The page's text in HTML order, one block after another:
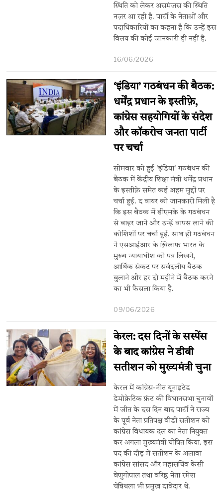
स्थिति को लेकर असमंजस की स्थिति
नज़र आ रही है. पार्टी के नेताओं और
पदाधिकारियों का कहना है कि उन्हें इस
विलय की कोई जानकारी ही नहीं है.
16/06/2026
‘इंडिया’ गठबंधन की बैठक:
धर्मेंद्र प्रधान के इस्तीफ़े,
कांग्रेस सहयोगियों के संदेश
और कॉकरोच जनता पार्टी
पर चर्चा
सोमवार को हुई 'इंडिया' गठबंधन की
बैठक में केंद्रीय शिक्षा मंत्री धर्मेंद्र प्रधान
के इस्तीफ़े समेत कई अहम मुद्दों पर
चर्चा हुई. द वायर को जानकारी मिली है
कि इस बैठक में डीएमके के गठबंधन
से बाहर जाने और उन्हें वापस लाने की
कोशिशों पर चर्चा हुई. साथ ही गठबंधन
ने एसआईआर के ख़िलाफ़ भारत के
मुख्य न्यायाधीश को पत्र लिखने,
आर्थिक संकट पर सर्वदलीय बैठक
बुलाने और हर दो महीने में बैठक करने
का भी फैसला किया है.
09/06/2026
केरल: दस दिनों के सस्पेंस
के बाद कांग्रेस ने डीवी
सतीशन को मुख्यमंत्री चुना
केरल में कांग्रेस-नीत यूनाइटेड
डेमोक्रेटिक फ्रंट की विधानसभा चुनावों
में जीत के दस दिन बाद पार्टी ने राज्य
के पूर्व नेता प्रतिपक्ष वीडी सतीशन को
कांग्रेस विधायक दल का नेता नियुक्त
कर अगला मुख्यमंत्री घोषित किया. इस
पद की दौड़ में सतीशन के अलावा
कांग्रेस सांसद और महासचिव केसी
वेणुगोपाल तथा वरिष्ठ नेता रमेश
चेन्निथला भी प्रमुख दावेदार थे.